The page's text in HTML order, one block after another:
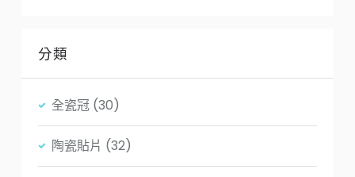
分類
全瓷冠 (30)
陶瓷貼片 (32)